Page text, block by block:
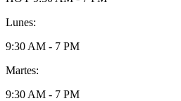
Lunes:
9:30 AM - 7 PM
Martes:
9:30 AM - 7 PM